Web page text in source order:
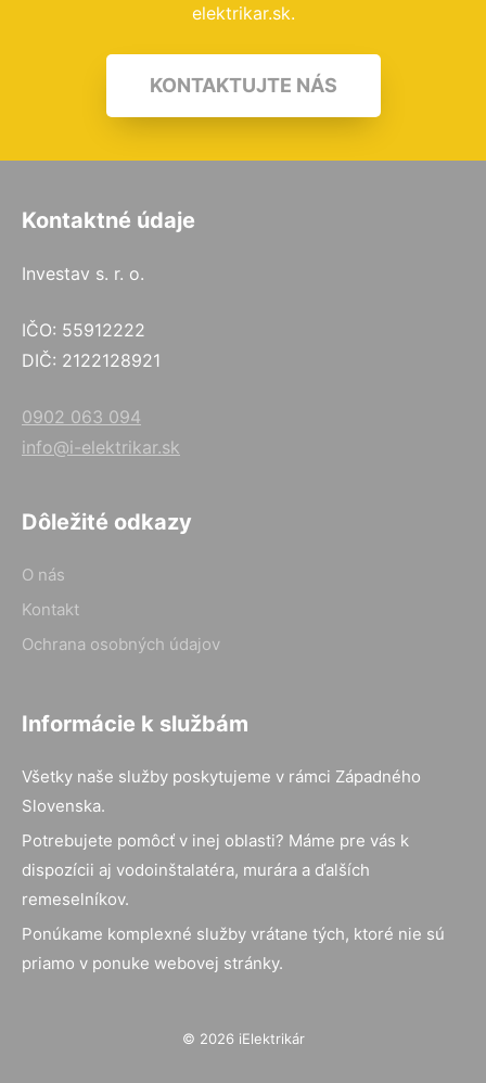
elektrikar.sk.
KONTAKTUJTE NÁS
Kontaktné údaje
Investav s. r. o.
IČO: 55912222
DIČ: 2122128921
0902 063 094
info@i-elektrikar.sk
Dôležité odkazy
O nás
Kontakt
Ochrana osobných údajov
Informácie k službám
Všetky naše služby poskytujeme v rámci Západného
Slovenska.
Potrebujete pomôcť v inej oblasti? Máme pre vás k
dispozícii aj vodoinštalatéra, murára a ďalších
remeselníkov.
Ponúkame komplexné služby vrátane tých, ktoré nie sú
priamo v ponuke webovej stránky.
© 2026 iElektrikár